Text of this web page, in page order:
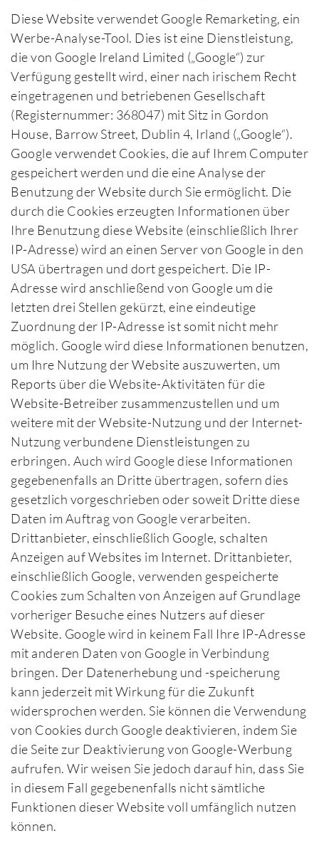
Diese Website verwendet Google Remarketing, ein
Werbe-Analyse-Tool. Dies ist eine Dienstleistung,
die von Google Ireland Limited („Google“) zur
Verfügung gestellt wird, einer nach irischem Recht
eingetragenen und betriebenen Gesellschaft
(Registernummer: 368047) mit Sitz in Gordon
House, Barrow Street, Dublin 4, Irland („Google“).
Google verwendet Cookies, die auf Ihrem Computer
gespeichert werden und die eine Analyse der
Benutzung der Website durch Sie ermöglicht. Die
durch die Cookies erzeugten Informationen über
Ihre Benutzung diese Website (einschließlich Ihrer
IP-Adresse) wird an einen Server von Google in den
USA übertragen und dort gespeichert. Die IP-
Adresse wird anschließend von Google um die
letzten drei Stellen gekürzt, eine eindeutige
Zuordnung der IP-Adresse ist somit nicht mehr
möglich. Google wird diese Informationen benutzen,
um Ihre Nutzung der Website auszuwerten, um
Reports über die Website-Aktivitäten für die
Website-Betreiber zusammenzustellen und um
weitere mit der Website-Nutzung und der Internet-
Nutzung verbundene Dienstleistungen zu
erbringen. Auch wird Google diese Informationen
gegebenenfalls an Dritte übertragen, sofern dies
gesetzlich vorgeschrieben oder soweit Dritte diese
Daten im Auftrag von Google verarbeiten.
Drittanbieter, einschließlich Google, schalten
Anzeigen auf Websites im Internet. Drittanbieter,
einschließlich Google, verwenden gespeicherte
Cookies zum Schalten von Anzeigen auf Grundlage
vorheriger Besuche eines Nutzers auf dieser
Website. Google wird in keinem Fall Ihre IP-Adresse
mit anderen Daten von Google in Verbindung
bringen. Der Datenerhebung und -speicherung
kann jederzeit mit Wirkung für die Zukunft
widersprochen werden. Sie können die Verwendung
von Cookies durch Google deaktivieren, indem Sie
die Seite zur Deaktivierung von Google-Werbung
aufrufen. Wir weisen Sie jedoch darauf hin, dass Sie
in diesem Fall gegebenenfalls nicht sämtliche
Funktionen dieser Website voll umfänglich nutzen
können.